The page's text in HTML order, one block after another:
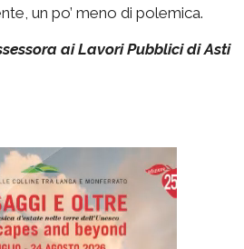
un po’ meno di polemica.
ai Lavori Pubblici di Asti